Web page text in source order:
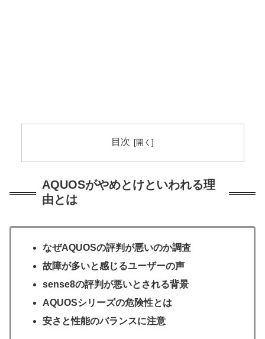
目次
AQUOSがやめとけといわれる理
由とは
なぜAQUOSの評判が悪いのか調査
故障が多いと感じるユーザーの声
sense8の評判が悪いとされる背景
AQUOSシリーズの危険性とは
安さと性能のバランスに注意